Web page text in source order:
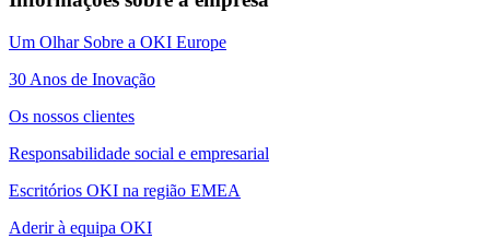
Um Olhar Sobre a OKI Europe
30 Anos de Inovação
Os nossos clientes
Responsabilidade social e empresarial
Escritórios OKI na região EMEA
Aderir à equipa OKI